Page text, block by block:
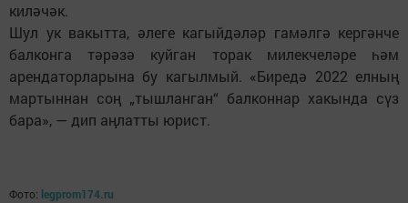
киләчәк.
Шул ук вакытта, әлеге кагыйдәләр гамәлгә кергәнче
балконга тәрәзә куйган торак милекчеләре һәм
арендаторларына бу кагылмый. «Биредә 2022 елның
мартыннан соң „тышланган“ балконнар хакында сүз
бара», — дип аңлатты юрист.
Фото: legprom174.ru